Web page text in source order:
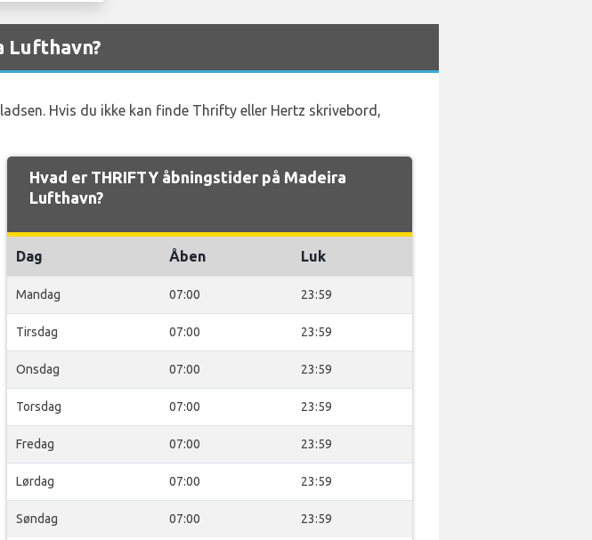
Lufthavn?
Hvis du ikke kan finde Thrifty eller Hertz skrivebord,
Hvad er THRIFTY åbningstider på Madeira
Lufthavn?
Dag Åben Luk
Mandag 07:00 23:59
Tirsdag 07:00 23:59
Onsdag 07:00 23:59
Torsdag 07:00 23:59
Fredag 07:00 23:59
Lørdag 07:00 23:59
Søndag 07:00 23:59